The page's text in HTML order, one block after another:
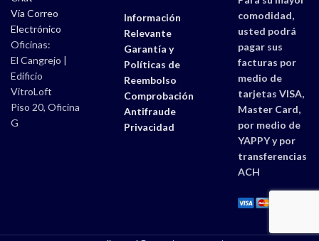
Vía Correo
Electrónico
Oficinas:
El Cangrejo |
Edificio
VitroLoft
Piso 20, Oficina
G
Información
Relevante
Garantía y
Políticas de
Reembolso
Comprobación
Antifraude
Privacidad
comodidad,
usted podrá
pagar sus
facturas por
medio de
tarjetas VISA,
Master Card,
por medio de
YAPPY y por
transferencias
ACH